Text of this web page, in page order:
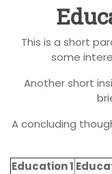
This is a short
some
Another short
A concluding
Education 1